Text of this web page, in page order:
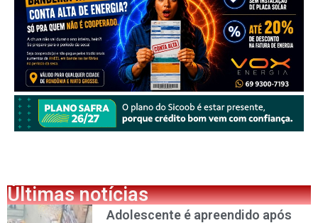
Últimas notícias
Adolescente é apreendido após